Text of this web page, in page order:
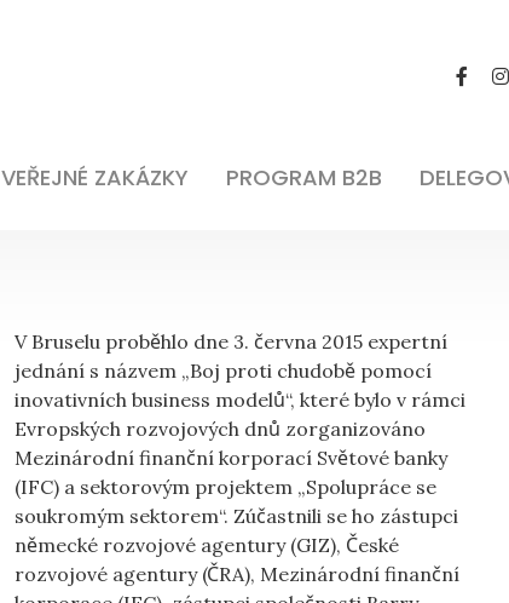
VEŘEJNÉ ZAKÁZKY PROGRAM B2B
V Bruselu proběhlo dne 3. června 2015 expertní
jednání s názvem „Boj proti chudobě pomocí
inovativních business modelů“, které bylo v rámci
Evropských rozvojových dnů zorganizováno
Mezinárodní finanční korporací Světové banky
(IFC) a sektorovým projektem „Spolupráce se
soukromým sektorem“. Zúčastnili se ho zástupci
německé rozvojové agentury (GIZ), České
rozvojové agentury (ČRA), Mezinárodní finanční